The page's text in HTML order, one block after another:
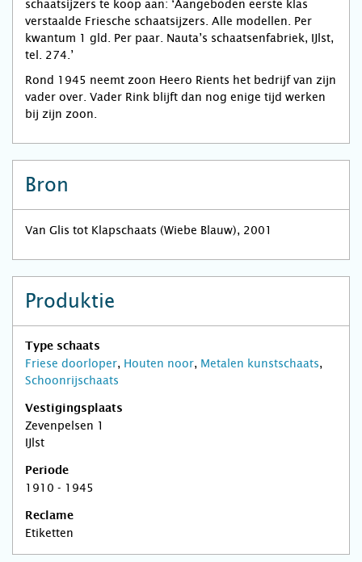
schaatsijzers te koop aan: ‘Aangeboden eerste klas
verstaalde Friesche schaatsijzers. Alle modellen. Per
kwantum 1 gld. Per paar. Nauta’s schaatsenfabriek, IJlst,
tel. 274.’
Rond 1945 neemt zoon Heero Rients het bedrijf van zijn
vader over. Vader Rink blijft dan nog enige tijd werken
bij zijn zoon.
Bron
Van Glis tot Klapschaats (Wiebe Blauw), 2001
Produktie
Type schaats
Friese doorloper, Houten noor, Metalen kunstschaats,
Schoonrijschaats
Vestigingsplaats
Zevenpelsen 1
IJlst
Periode
1910 - 1945
Reclame
Etiketten